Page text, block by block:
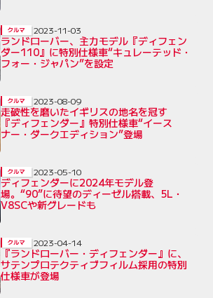
ランドローバー、主力モデル『ディフェン
ダー110』に特別仕様車“キュレーテッド・
フォー・ジャパン”を設定
クルマ 2023-11-03
走破性を磨いたイギリスの地名を冠す
『ディフェンダー』特別仕様車“イース
ナー・ダークエディション”登場
クルマ 2023-08-09
ディフェンダーに2024年モデル登
場。“90”に待望のディーゼル搭載、5L・
V8SCや新グレードも
クルマ 2023-05-10
『ランドローバー・ディフェンダー』に、
サテンプロテクティブフィルム採用の特別
仕様車が登場
クルマ 2023-04-14